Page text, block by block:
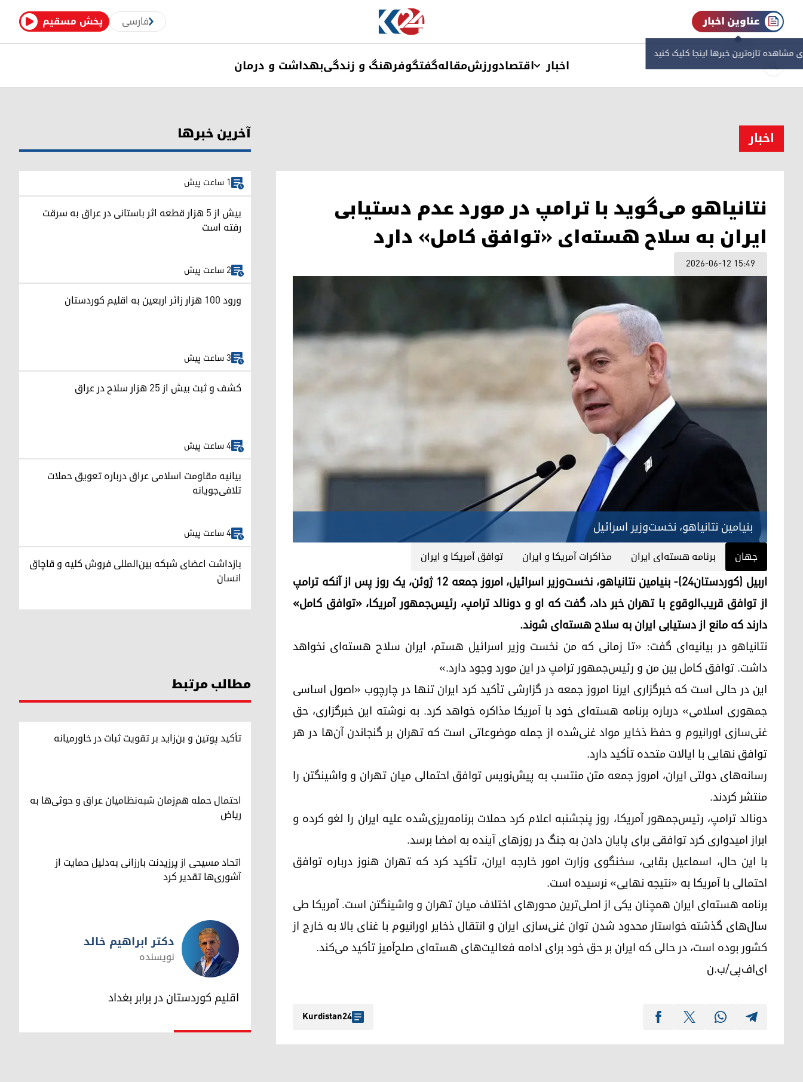
پخش مسقیم فارسی عناوین اخبار
مشاهده‌ تازه‌ترین خبرها اینجا کلیک کنید
اخبار اقتصادورزشمقالهگفتگوفرهنگ و زندگیبهداشت و درمان
اخبار
نتانیاهو می‌گوید با ترامپ در مورد عدم دستیابی
ایران به سلاح هسته‌ای «توافق کامل» دارد
2026-06-12 15:49
بنیامین نتانیاهو، نخست‌وزیر اسرائیل
جهان برنامه هسته‌ای ایران مذاکرات آمریکا و ایران توافق آمریکا و ایران
اربیل (کوردستان۲۴)- بنیامین نتانیاهو، نخست‌وزیر اسرائیل، امروز جمعه ۱۲ ژوئن، یک روز پس از آنکه ترامپ
از توافق قریب‌الوقوع با تهران خبر داد، گفت که او و دونالد ترامپ، رئیس‌جمهور آمریکا، «توافق کامل»
دارند که مانع از دستیابی ایران به سلاح هسته‌ای شوند.
نتانیاهو در بیانیه‌ای گفت: «تا زمانی که من نخست وزیر اسرائیل هستم، ایران سلاح هسته‌ای نخواهد
داشت. توافق کامل بین من و رئیس‌جمهور ترامپ در این مورد وجود دارد.»
این در حالی است که خبرگزاری ایرنا امروز جمعه در گزارشی تأکید کرد ایران تنها در چارچوب «اصول اساسی
جمهوری اسلامی» درباره برنامه هسته‌ای خود با آمریکا مذاکره خواهد کرد. به نوشته این خبرگزاری، حق
غنی‌سازی اورانیوم و حفظ ذخایر مواد غنی‌شده از جمله موضوعاتی است که تهران بر گنجاندن آن‌ها در هر
توافق نهایی با ایالات متحده تأکید دارد.
رسانه‌های دولتی ایران، امروز جمعه متن منتسب به پیش‌نویس توافق احتمالی میان تهران و واشینگتن را
منتشر کردند.
دونالد ترامپ، رئیس‌جمهور آمریکا، روز پنجشنبه اعلام کرد حملات برنامه‌ریزی‌شده علیه ایران را لغو کرده و
ابراز امیدواری کرد توافقی برای پایان دادن به جنگ در روزهای آینده به امضا برسد.
با این حال، اسماعیل بقایی، سخنگوی وزارت امور خارجه ایران، تأکید کرد که تهران هنوز درباره توافق
احتمالی با آمریکا به «نتیجه نهایی» نرسیده است.
برنامه هسته‌ای ایران همچنان یکی از اصلی‌ترین محورهای اختلاف میان تهران و واشینگتن است. آمریکا طی
سال‌های گذشته خواستار محدود شدن توان غنی‌سازی ایران و انتقال ذخایر اورانیوم با غنای بالا به خارج از
کشور بوده است، در حالی که ایران بر حق خود برای ادامه فعالیت‌های هسته‌ای صلح‌آمیز تأکید می‌کند.
ای‌اف‌پی/ب.ن
Kurdistan24
آخرین خبرها
1 ساعت پیش
بیش از ۵ هزار قطعه اثر باستانی در عراق به سرقت
رفته است
2 ساعت پیش
ورود ۱۰۰ هزار زائر اربعین به اقلیم کوردستان
3 ساعت پیش
کشف و ثبت بیش از ۲۵ هزار سلاح در عراق
4 ساعت پیش
بیانیه مقاومت اسلامی عراق درباره تعویق حملات
تلافی‌جویانه
4 ساعت پیش
بازداشت اعضای شبکه بین‌المللی فروش کلیه و قاچاق
انسان
مطالب مرتبط
تأکید پوتین و بن‌زاید بر تقویت ثبات در خاورمیانه
احتمال حمله هم‌زمان شبه‌نظامیان عراق و حوثی‌ها به
ریاض
اتحاد مسیحی از پرزیدنت بارزانی به‌دلیل حمایت از
آشوری‌ها تقدیر کرد
دکتر ابراهیم خالد
دکتر ابراهیم خالد
نویسنده
اقلیم کوردستان در برابر بغداد